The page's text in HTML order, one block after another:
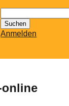
nach:
Anmelden